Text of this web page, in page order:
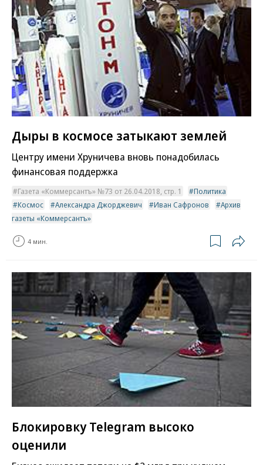
Дыры в космосе затыкают землей
Центру имени Хруничева вновь понадобилась
финансовая поддержка
Газета «Коммерсантъ» №73 от 26.04.2018, стр. 1
Политика
Космос
Александра Джорджевич Иван Сафронов
Архив
газеты «Коммерсантъ»
4 мин.
Блокировку Telegram высоко
оценили